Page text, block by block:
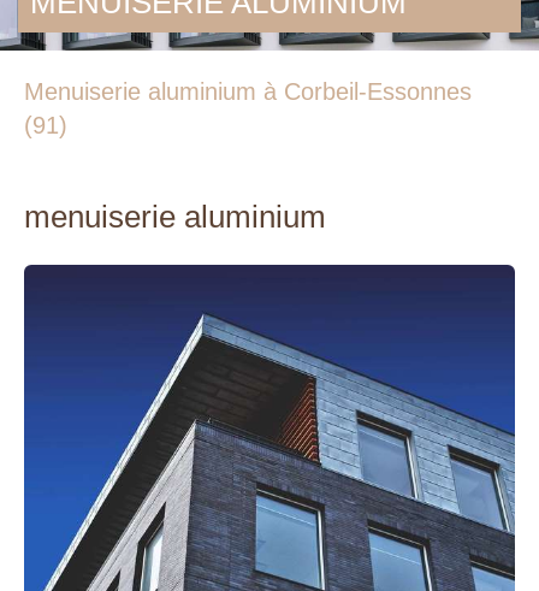
Menuiserie aluminium à Corbeil-Essonnes
(91)
menuiserie aluminium